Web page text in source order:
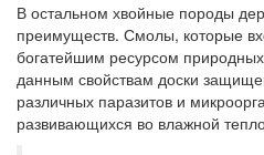
В остальном хвойные породы
преимуществ. Смолы, которые
богатейшим ресурсом
данным свойствам доски
различных паразитов и
развивающихся во влажной